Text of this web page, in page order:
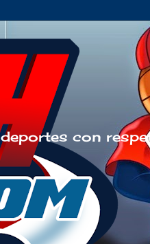
con